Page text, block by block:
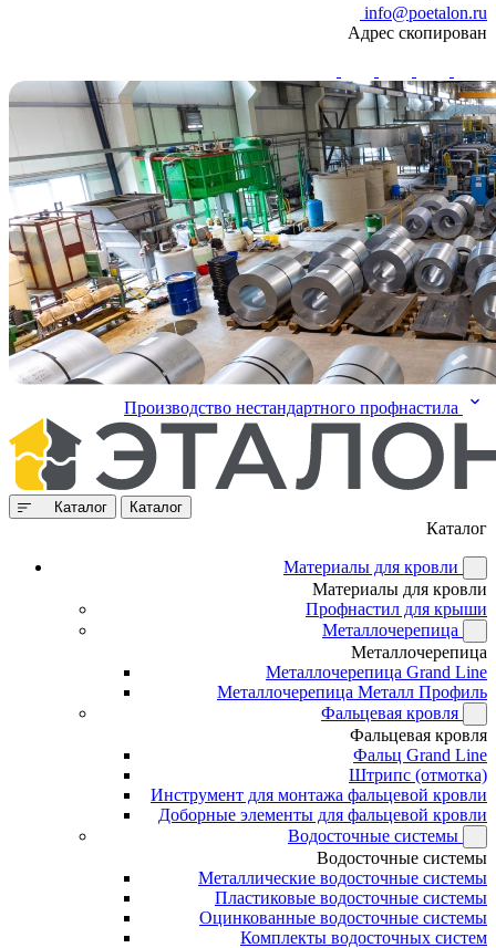
info@poetalon.ru
Адрес скопирован
Производство нестандартного профнастила
Каталог Каталог
Каталог
Материалы для кровли
Материалы для кровли
Профнастил для крыши
Металлочерепица
Металлочерепица
Металлочерепица Grand Line
Металлочерепица Металл Профиль
Фальцевая кровля
Фальцевая кровля
Фальц Grand Line
Штрипс (отмотка)
Инструмент для монтажа фальцевой кровли
Доборные элементы для фальцевой кровли
Водосточные системы
Водосточные системы
Металлические водосточные системы
Пластиковые водосточные системы
Оцинкованные водосточные системы
Комплекты водосточных систем